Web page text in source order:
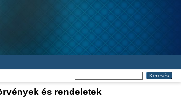
és rendeletek